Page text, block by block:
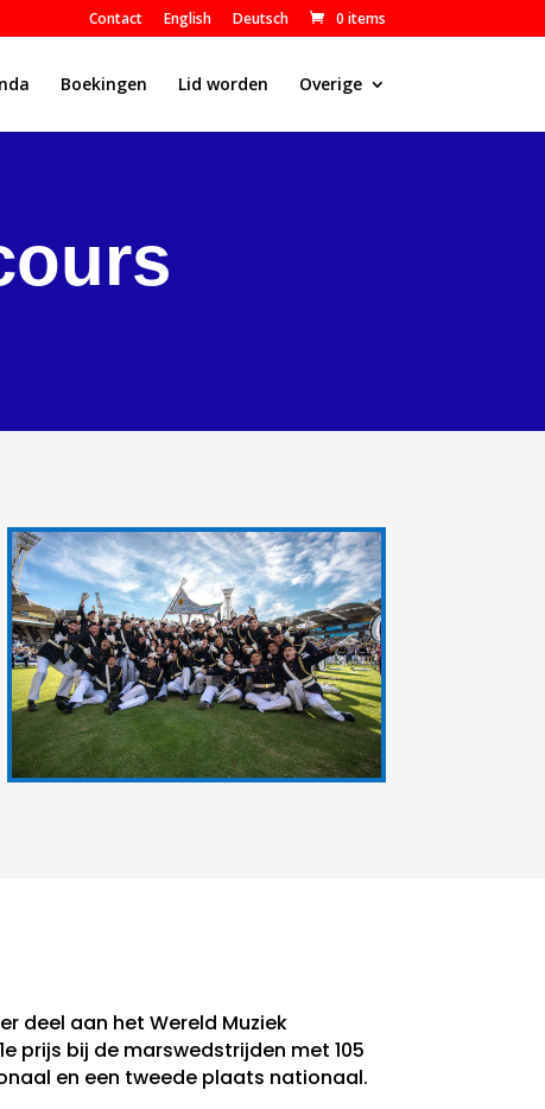
Contact English Deutsch 0 items
Boekingen Lid worden Overige
deel aan het Wereld Muziek
prijs bij de marswedstrijden met 105
en een tweede plaats nationaal.